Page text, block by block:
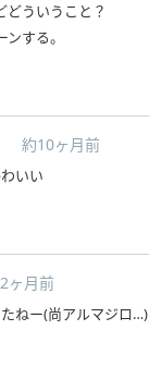
どういうこと？
する。
約10ヶ月前
いい
ヶ月前
ねー(尚アルマジロ…)